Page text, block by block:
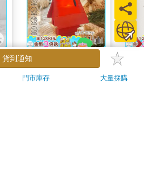
【正版授權】
SNOOPY史努比 紅屋
造型聲控燈 夜燈 氣氛
1690
貨到通知
門市庫存 大量採購